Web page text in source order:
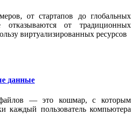
от стартапов до глобальных
от традиционных
виртуализированных ресурсов
данные
— это кошмар, с которым
каждый пользователь компьютера